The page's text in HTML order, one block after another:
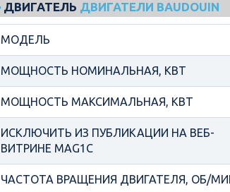
ДВИГАТЕЛЬ ДВИГАТЕЛИ BAUDOUIN
МОДЕЛЬ
МОЩНОСТЬ НОМИНАЛЬНАЯ, КВТ
МОЩНОСТЬ МАКСИМАЛЬНАЯ, КВТ
ИСКЛЮЧИТЬ ИЗ ПУБЛИКАЦИИ НА ВЕБ-
ВИТРИНЕ MAG1C
ЧАСТОТА ВРАЩЕНИЯ ДВИГАТЕЛЯ, ОБ/